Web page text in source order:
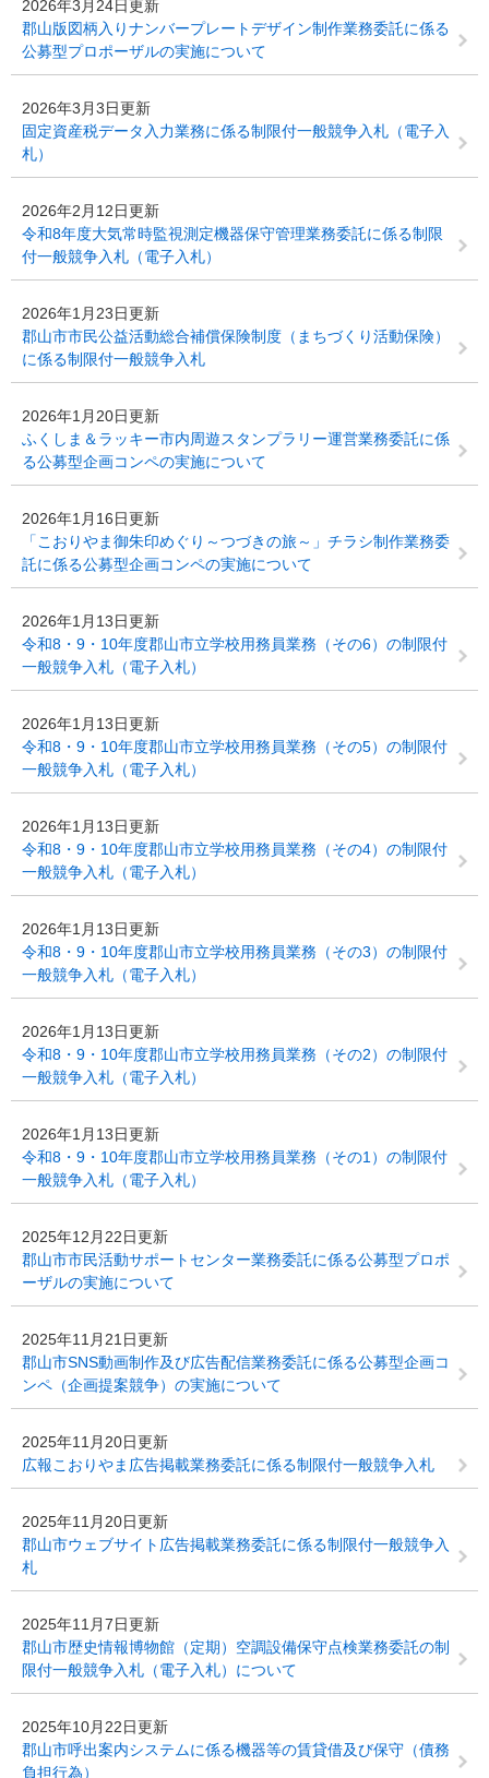
2026年3月24日更新
郡山版図柄入りナンバープレートデザイン制作業務委託に係る
公募型プロポーザルの実施について
2026年3月3日更新
固定資産税データ入力業務に係る制限付一般競争入札（電子入
札）
2026年2月12日更新
令和8年度大気常時監視測定機器保守管理業務委託に係る制限
付一般競争入札（電子入札）
2026年1月23日更新
郡山市市民公益活動総合補償保険制度（まちづくり活動保険）
に係る制限付一般競争入札
2026年1月20日更新
ふくしま＆ラッキー市内周遊スタンプラリー運営業務委託に係
る公募型企画コンペの実施について
2026年1月16日更新
「こおりやま御朱印めぐり～つづきの旅～」チラシ制作業務委
託に係る公募型企画コンペの実施について
2026年1月13日更新
令和8・9・10年度郡山市立学校用務員業務（その6）の制限付
一般競争入札（電子入札）
2026年1月13日更新
令和8・9・10年度郡山市立学校用務員業務（その5）の制限付
一般競争入札（電子入札）
2026年1月13日更新
令和8・9・10年度郡山市立学校用務員業務（その4）の制限付
一般競争入札（電子入札）
2026年1月13日更新
令和8・9・10年度郡山市立学校用務員業務（その3）の制限付
一般競争入札（電子入札）
2026年1月13日更新
令和8・9・10年度郡山市立学校用務員業務（その2）の制限付
一般競争入札（電子入札）
2026年1月13日更新
令和8・9・10年度郡山市立学校用務員業務（その1）の制限付
一般競争入札（電子入札）
2025年12月22日更新
郡山市市民活動サポートセンター業務委託に係る公募型プロポ
ーザルの実施について
2025年11月21日更新
郡山市SNS動画制作及び広告配信業務委託に係る公募型企画コ
ンペ（企画提案競争）の実施について
2025年11月20日更新
広報こおりやま広告掲載業務委託に係る制限付一般競争入札
2025年11月20日更新
郡山市ウェブサイト広告掲載業務委託に係る制限付一般競争入
札
2025年11月7日更新
郡山市歴史情報博物館（定期）空調設備保守点検業務委託の制
限付一般競争入札（電子入札）について
2025年10月22日更新
郡山市呼出案内システムに係る機器等の賃貸借及び保守（債務
負担行為）